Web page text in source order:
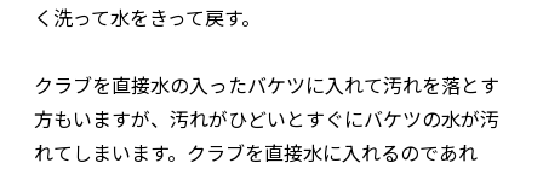
く洗って水をきって戻す。
クラブを直接水の入ったバケツに入れて汚れを落とす
方もいますが、汚れがひどいとすぐにバケツの水が汚
れてしまいます。クラブを直接水に入れるのであれ